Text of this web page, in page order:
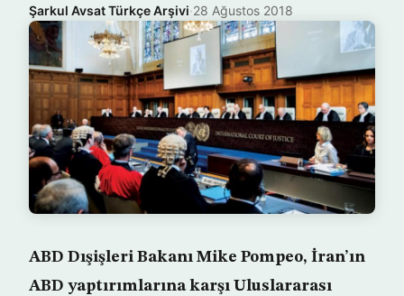
Şarkul Avsat Türkçe Arşivi·28 Ağustos 2018
ABD Dışişleri Bakanı Mike Pompeo, İran’ın
ABD yaptırımlarına karşı Uluslararası